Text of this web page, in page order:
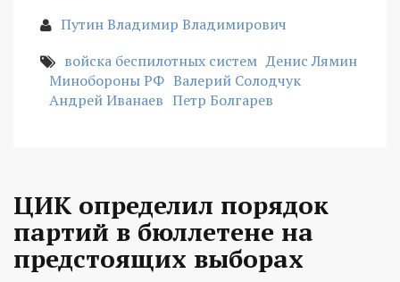
Путин Владимир Владимирович
войска беспилотных систем Денис Лямин
Минобороны РФ Валерий Солодчук
Андрей Иванаев Петр Болгарев
ЦИК определил порядок
партий в бюллетене на
предстоящих выборах